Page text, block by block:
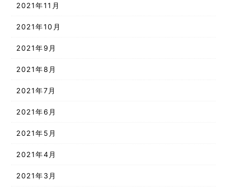
2021年11月
2021年10月
2021年9月
2021年8月
2021年7月
2021年6月
2021年5月
2021年4月
2021年3月